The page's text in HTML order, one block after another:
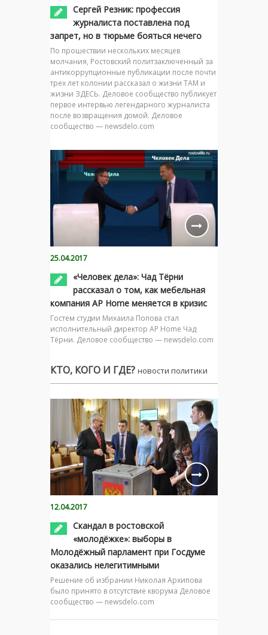
Сергей Резник: профессия
журналиста поставлена под
запрет, но в тюрьме бояться нечего
По прошествии нескольких месяцев
молчания, Ростовский политзаключенный за
антикоррупционные публикации после почти
трех лет колонии рассказал о жизни ТАМ и
жизни ЗДЕСЬ. Деловое сообщество публикует
первое интервью легендарного журналиста
после возвращения домой. Деловое
сообщество — newsdelo.com
25.04.2017
«Человек дела»: Чад Тёрни
рассказал о том, как мебельная
компания AP Home меняется в кризис
Гостем студии Михаила Попова стал
исполнительный директор AP Home Чад
Тёрни. Деловое сообщество — newsdelo.com
КТО, КОГО И ГДЕ? новости политики
12.04.2017
Скандал в ростовской
«молодёжке»: выборы в
Молодёжный парламент при Госдуме
оказались нелегитимными
Решение об избрании Николая Архипова
было принято в отсутствие кворума Деловое
сообщество — newsdelo.com